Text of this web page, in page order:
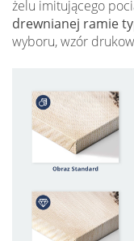
żelu imitującego
drewnianej ramie
wyboru, wzór